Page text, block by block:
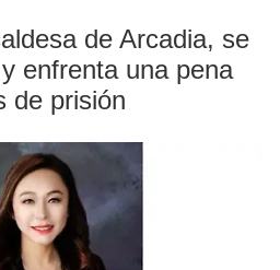
de Arcadia, se
enfrenta una pena
de prisión